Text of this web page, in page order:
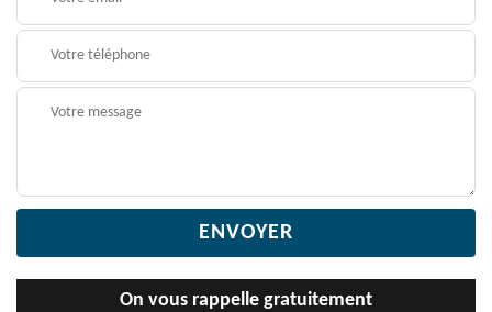
On vous rappelle gratuitement